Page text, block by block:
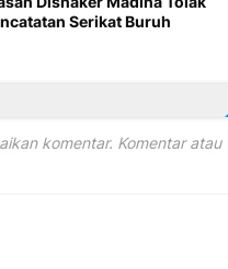
Serikat Buruh
komentar. Komentar atau